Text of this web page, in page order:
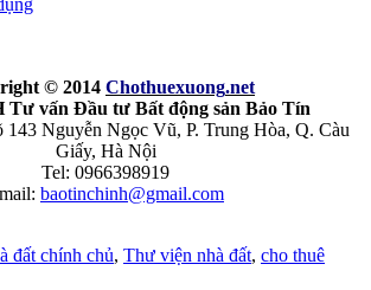
© 2014 Chothuexuong.net
Tư vấn Đầu tư Bất động sản Bảo Tín
143 Nguyễn Ngọc Vũ, P. Trung Hòa, Q. Càu
Giấy, Hà Nội
Tel: 0966398919
baotinchinh@gmail.com
đất chính chủ, Thư viện nhà đất, cho thuê